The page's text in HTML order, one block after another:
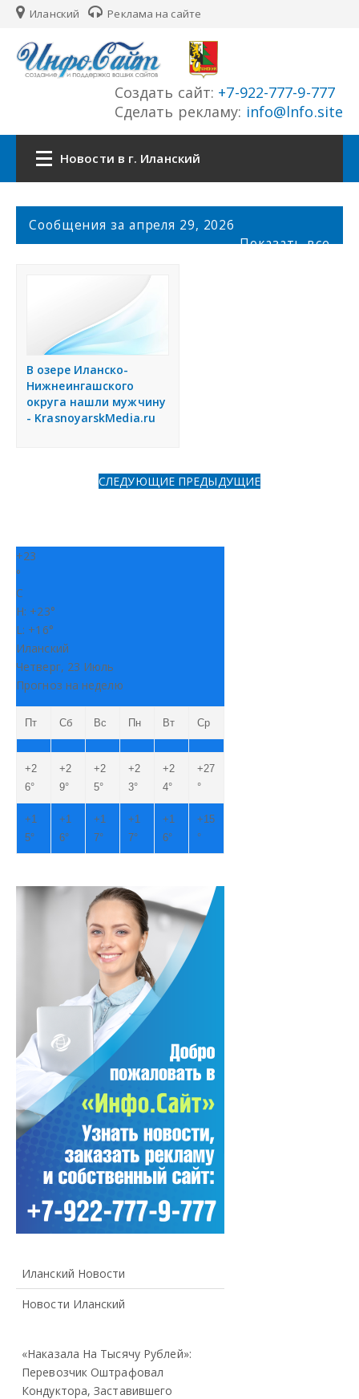
Иланский Реклама на сайте
Создать сайт: +7-922-777-9-777
Сделать рекламу: info@lnfo.site
Новости в г. Иланский
Главная
История города
Разместить объявление
Регионы России
Создание сайтов
Сообщения за апреля 29, 2026
Показать все
В озере Иланско-
Нижнеингашского
округа нашли мужчину
- KrasnoyarskMedia.ru
СЛЕДУЮЩИЕ ПРЕДЫДУЩИЕ
+23
°
C
H: +23°
L: +16°
Иланский
Четверг, 23 Июль
Прогноз на неделю
Пт Сб Вс Пн Вт Ср
+2
6°
+2
9°
+2
5°
+2
3°
+2
4°
+27
°
+1
5°
+1
6°
+1
7°
+1
7°
+1
6°
+15
°
Иланский Новости
Новости Иланский
«Наказала На Тысячу Рублей»:
Перевозчик Оштрафовал
Кондуктора, Заставившего